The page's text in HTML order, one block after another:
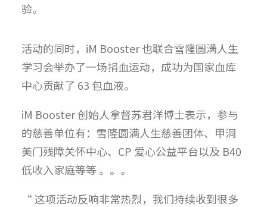
验。
活动的同时，iM Booster 也联合雪隆圆满人生
学习会举办了一场捐血运动，成功为国家血库
中心贡献了 63 包血液。
iM Booster 创始人拿督苏君洋博士表示，参与
的慈善单位有：雪隆圆满人生慈善团体、甲洞
美门残障关怀中心、CP 爱心公益平台以及 B40
低收入家庭等等 。。。
“ 这项活动反响非常热烈，我们持续收到很多